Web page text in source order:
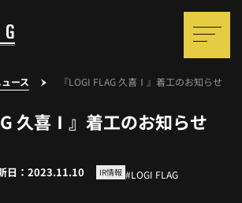
ース 『LOGI FLAG 久喜Ⅰ』着工のお知らせ
久喜Ⅰ』着工のお知らせ
日：2023.11.10 IR情報 LOGI FLAG